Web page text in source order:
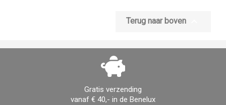
Terug naar boven
Gratis verzending
vanaf € 40,- in de Benelux